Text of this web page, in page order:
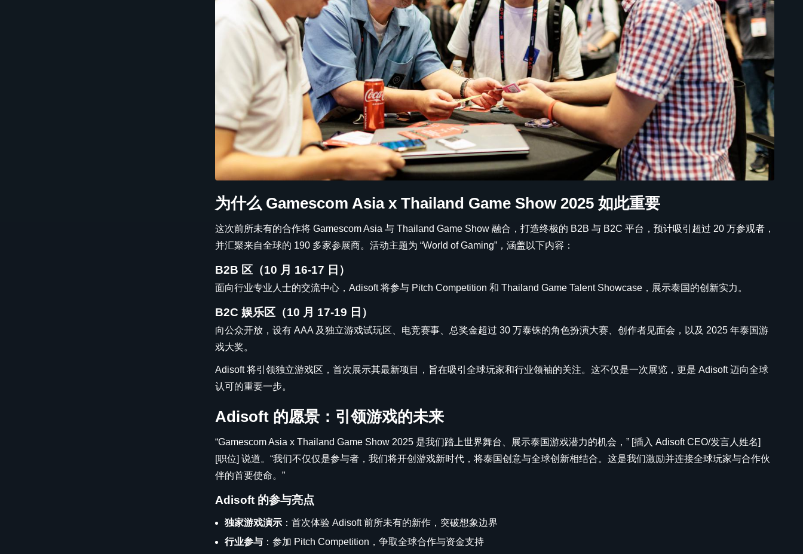
为什么 Gamescom Asia x Thailand Game Show 2025 如此重要
这次前所未有的合作将 Gamescom Asia 与 Thailand Game Show 融合，打造终极的 B2B 与 B2C 平台，预计吸引超过 20 万参观者，
并汇聚来自全球的 190 多家参展商。活动主题为 “World of Gaming”，涵盖以下内容：
B2B 区（10 月 16-17 日）
面向行业专业人士的交流中心，Adisoft 将参与 Pitch Competition 和 Thailand Game Talent Showcase，展示泰国的创新实力。
B2C 娱乐区（10 月 17-19 日）
向公众开放，设有 AAA 及独立游戏试玩区、电竞赛事、总奖金超过 30 万泰铢的角色扮演大赛、创作者见面会，以及 2025 年泰国游
戏大奖。
Adisoft 将引领独立游戏区，首次展示其最新项目，旨在吸引全球玩家和行业领袖的关注。这不仅是一次展览，更是 Adisoft 迈向全球
认可的重要一步。
Adisoft 的愿景：引领游戏的未来
“Gamescom Asia x Thailand Game Show 2025 是我们踏上世界舞台、展示泰国游戏潜力的机会，” [插入 Adisoft CEO/发言人姓名]
[职位] 说道。“我们不仅仅是参与者，我们将开创游戏新时代，将泰国创意与全球创新相结合。这是我们激励并连接全球玩家与合作伙
伴的首要使命。”
Adisoft 的参与亮点
独家游戏演示 ：首次体验 Adisoft 前所未有的新作，突破想象边界
行业参与 ：参加 Pitch Competition，争取全球合作与资金支持